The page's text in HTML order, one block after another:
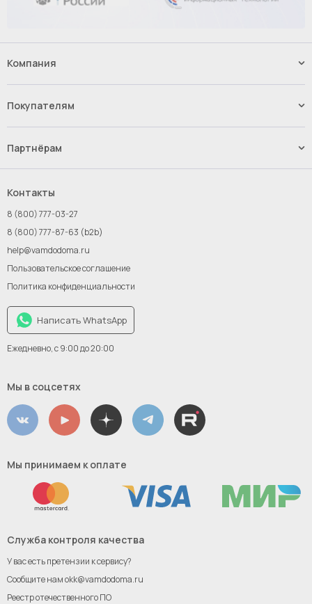
Компания
Вакансии
Покупателям
Возврат и обмен товара
Партнёрам
Новым поставщикам
Контакты
8 (800) 777-03-27
8 (800) 777-87-63 (b2b)
help@vamdodoma.ru
Пользовательское соглашение
Политика конфиденциальности
Написать WhatsApp
Ежедневно, с 9:00 до 20:00
Мы в соцсетях
Мы принимаем к оплате
Служба контроля качества
У вас есть претензии к сервису?
Сообщите намokk@vamdodoma.ru
Реестр отечественного ПО